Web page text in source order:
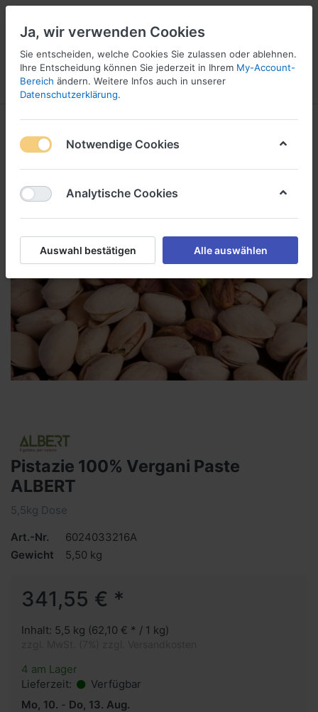
Menü Anmelden Vergleichen Wunschliste
Pistazie 100% Vergani Paste
ALBERT
5,5kg Dose
Art.-Nr.
6024033216A
Gewicht
5,50 kg
341,55 € *
Inhalt: 5,5 kg (62,10 € * / 1 kg)
4 am Lager
Lieferzeit:
Verfügbar
Mo, 10. - Do, 13. Aug.
Ja, wir verwenden Cookies
Sie entscheiden, welche Cookies Sie zulassen oder ablehnen.
Ihre Entscheidung können Sie jederzeit in Ihrem My-Account-
Bereich ändern. Weitere Infos auch in unserer
Datenschutzerklärung.
Notwendige Cookies
Analytische Cookies
Auswahl bestätigen Alle auswählen